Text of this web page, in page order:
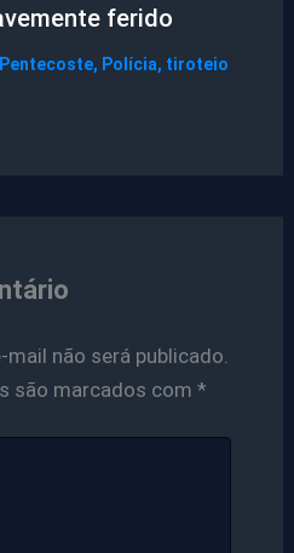
ferido
Pentecoste, Polícia, tiroteio
não será publicado.
são marcados com *